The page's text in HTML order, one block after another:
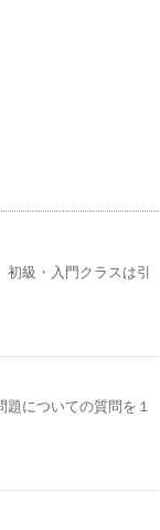
級・入門クラスは引
についての質問を１